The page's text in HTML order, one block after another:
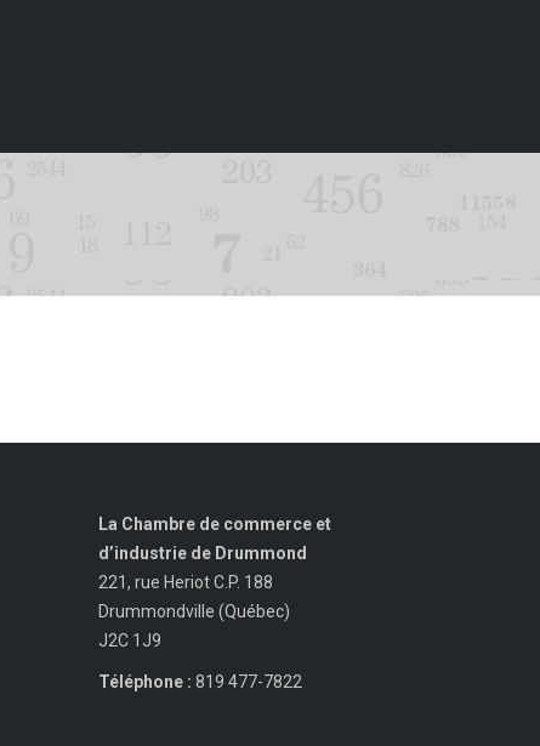
La Chambre de commerce et
d’industrie de Drummond
221, rue Heriot C.P. 188
Drummondville (Québec)
J2C 1J9
Téléphone : 819 477-7822